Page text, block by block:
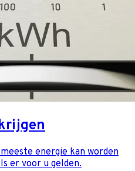
energie kan worden
er voor u gelden.